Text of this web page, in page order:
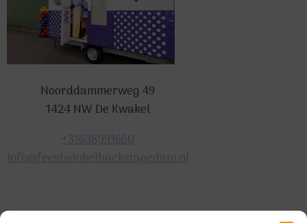
Noorddammerweg 49
1424 NW De Kwakel
+31638991660
info@feestwinkelbackstagedani.nl